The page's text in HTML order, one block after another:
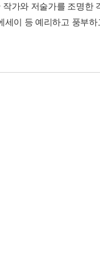
가와 저술가를 조명한
세이 등 예리하고 풍부하